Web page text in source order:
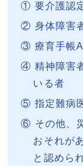
要介護認
身体障害
療育手帳
精神障害
いる者
指定難病
その他、
おそれが
と認めら